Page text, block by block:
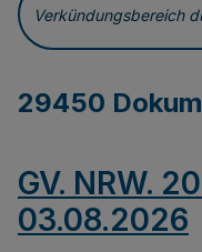
Verkündungsbereich
29450
GV. NRW.
03.08.2026